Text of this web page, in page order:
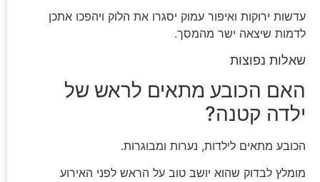
עדשות ירוקות ואיפור עמוק יסגרו את הלוק ויהפכו אתכן
לדמות שיצאה ישר מהמסך.
שאלות נפוצות
האם הכובע מתאים לראש של
ילדה קטנה?
הכובע מתאים לילדות, נערות ומבוגרות.
מומלץ לבדוק שהוא יושב טוב על הראש לפני האירוע